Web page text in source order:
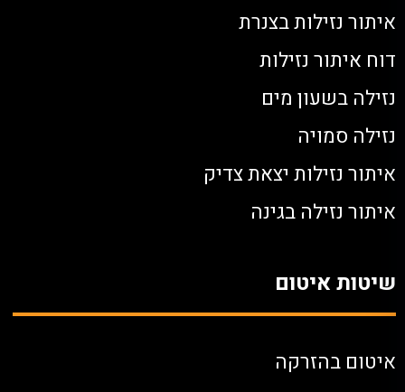
איתור נזילות בצנרת
דוח איתור נזילות
נזילה בשעון מים
נזילה סמויה
איתור נזילות יצאת צדיק
איתור נזילה בגינה
שיטות איטום
איטום בהזרקה